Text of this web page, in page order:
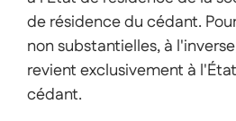
de résidence du cédant.
non substantielles, à
revient exclusivement à
cédant.